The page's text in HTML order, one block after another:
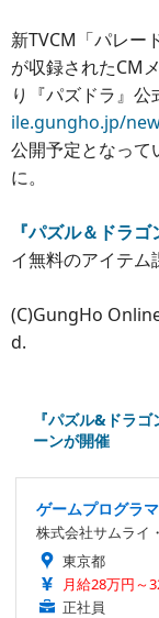
新TVCM「パレー
が収録されたCM
り『パズドラ』
ile.gungho.jp/
公開予定となって
に。
『パズル＆ドラゴ
イ無料のアイテム
(C)GungHo
d.
『パズル&ドラ
ーンが開催
ゲームプログラ
株式会社サムライ
東京都
月給28万円～
正社員